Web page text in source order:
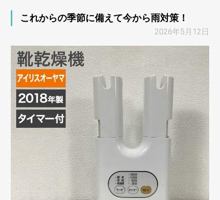
これからの季節に備えて今から雨対策！
2026年5月12日